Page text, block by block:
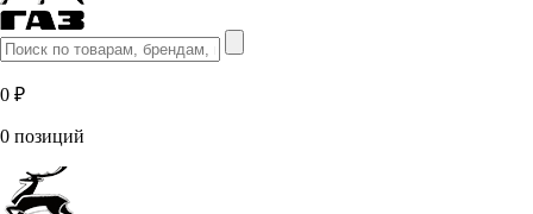
0 ₽
0 позиций